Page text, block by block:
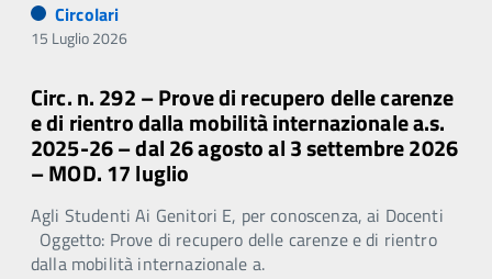
Circolari
15 Luglio 2026
Circ. n. 292 – Prove di recupero delle carenze
e di rientro dalla mobilità internazionale a.s.
2025-26 – dal 26 agosto al 3 settembre 2026
– MOD. 17 luglio
Agli Studenti Ai Genitori E, per conoscenza, ai Docenti
Oggetto: Prove di recupero delle carenze e di rientro
dalla mobilità internazionale a.